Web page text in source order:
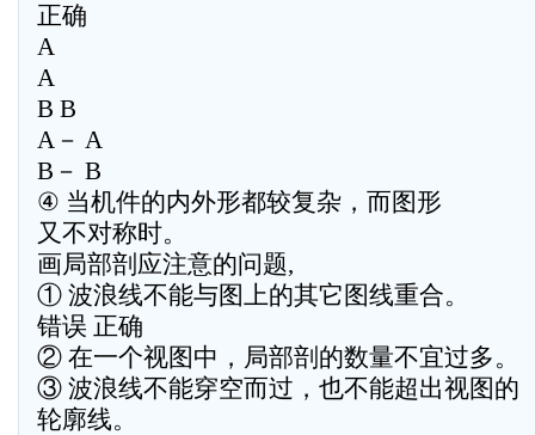
正确
A
A
B B
A－ A
B－ B
④ 当机件的内外形都较复杂，而图形
又不对称时。
画局部剖应注意的问题,
① 波浪线不能与图上的其它图线重合。
错误 正确
② 在一个视图中，局部剖的数量不宜过多。
③ 波浪线不能穿空而过，也不能超出视图的
轮廓线。